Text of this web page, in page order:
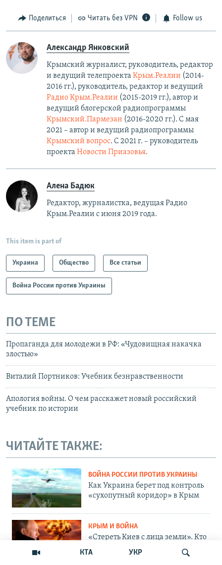
КТА УКР
Поделиться Читать без VPN Follow us
Александр Янковский
Крымский журналист, руководитель, редактор
и ведущий телепроекта Крым.Реалии (2014-
2016 гг.), руководитель, редактор и ведущий
Радио Крым.Реалии (2015-2019 гг.), автор и
ведущий блогерской радиопрограммы
Крымский.Пармезан (2016-2020 гг.)​. С мая
2021 – автор и ведущий радиопрограммы
Крымский вопрос. С 2021 г. – руководитель
проекта Новости Приазовья.
Алена Бадюк
Редактор, журналистка, ведущая Радио
Крым.Реалии с июня 2019 года.
This item is part of
Украина Общество Все статьи
Война России против Украины
ПО ТЕМЕ
Пропаганда для молодежи в РФ: «Чудовищная накачка
злостью»
Виталий Портников: Учебник безнравственности
Апология войны. О чем расскажет новый российский
учебник по истории
ЧИТАЙТЕ ТАКЖЕ:
ВОЙНА РОССИИ ПРОТИВ УКРАИНЫ
Как Украина берет под контроль
«сухопутный коридор» в Крым
КРЫМ И ВОЙНА
«Стереть Киев с лица земли». Кто
в Крыму хочет уничтожения
Украины